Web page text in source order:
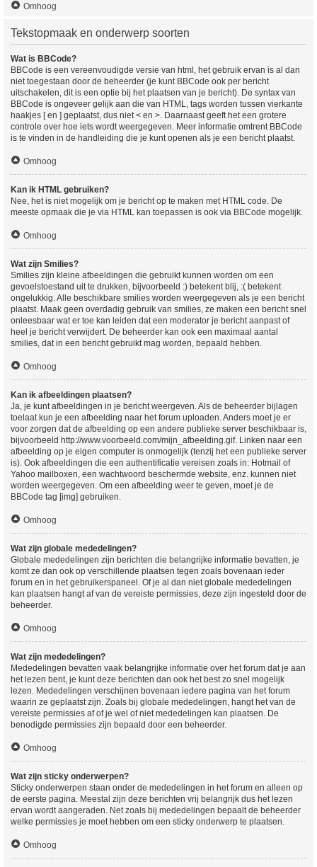
Omhoog
Tekstopmaak en onderwerp soorten
Wat is BBCode?
BBCode is een vereenvoudigde versie van html, het gebruik ervan is al dan
niet toegestaan door de beheerder (je kunt BBCode ook per bericht
uitschakelen, dit is een optie bij het plaatsen van je bericht). De syntax van
BBCode is ongeveer gelijk aan die van HTML, tags worden tussen vierkante
haakjes [ en ] geplaatst, dus niet < en >. Daarnaast geeft het een grotere
controle over hoe iets wordt weergegeven. Meer informatie omtrent BBCode
is te vinden in de handleiding die je kunt openen als je een bericht plaatst.
Omhoog
Kan ik HTML gebruiken?
Nee, het is niet mogelijk om je bericht op te maken met HTML code. De
meeste opmaak die je via HTML kan toepassen is ook via BBCode mogelijk.
Omhoog
Wat zijn Smilies?
Smilies zijn kleine afbeeldingen die gebruikt kunnen worden om een
gevoelstoestand uit te drukken, bijvoorbeeld :) betekent blij, :( betekent
ongelukkig. Alle beschikbare smilies worden weergegeven als je een bericht
plaatst. Maak geen overdadig gebruik van smilies, ze maken een bericht snel
onleesbaar wat er toe kan leiden dat een moderator je bericht aanpast of
heel je bericht verwijdert. De beheerder kan ook een maximaal aantal
smilies, dat in een bericht gebruikt mag worden, bepaald hebben.
Omhoog
Kan ik afbeeldingen plaatsen?
Ja, je kunt afbeeldingen in je bericht weergeven. Als de beheerder bijlagen
toelaat kun je een afbeelding naar het forum uploaden. Anders moet je er
voor zorgen dat de afbeelding op een andere publieke server beschikbaar is,
bijvoorbeeld http://www.voorbeeld.com/mijn_afbeelding.gif. Linken naar een
afbeelding op je eigen computer is onmogelijk (tenzij het een publieke server
is). Ook afbeeldingen die een authentificatie vereisen zoals in: Hotmail of
Yahoo mailboxen, een wachtwoord beschermde website, enz. kunnen niet
worden weergegeven. Om een afbeelding weer te geven, moet je de
BBCode tag [img] gebruiken.
Omhoog
Wat zijn globale mededelingen?
Globale mededelingen zijn berichten die belangrijke informatie bevatten, je
komt ze dan ook op verschillende plaatsen tegen zoals bovenaan ieder
forum en in het gebruikerspaneel. Of je al dan niet globale mededelingen
kan plaatsen hangt af van de vereiste permissies, deze zijn ingesteld door de
beheerder.
Omhoog
Wat zijn mededelingen?
Mededelingen bevatten vaak belangrijke informatie over het forum dat je aan
het lezen bent, je kunt deze berichten dan ook het best zo snel mogelijk
lezen. Mededelingen verschijnen bovenaan iedere pagina van het forum
waarin ze geplaatst zijn. Zoals bij globale mededelingen, hangt het van de
vereiste permissies af of je wel of niet mededelingen kan plaatsen. De
benodigde permissies zijn bepaald door een beheerder.
Omhoog
Wat zijn sticky onderwerpen?
Sticky onderwerpen staan onder de mededelingen in het forum en alleen op
de eerste pagina. Meestal zijn deze berichten vrij belangrijk dus het lezen
ervan wordt aangeraden. Net zoals bij mededelingen bepaalt de beheerder
welke permissies je moet hebben om een sticky onderwerp te plaatsen.
Omhoog